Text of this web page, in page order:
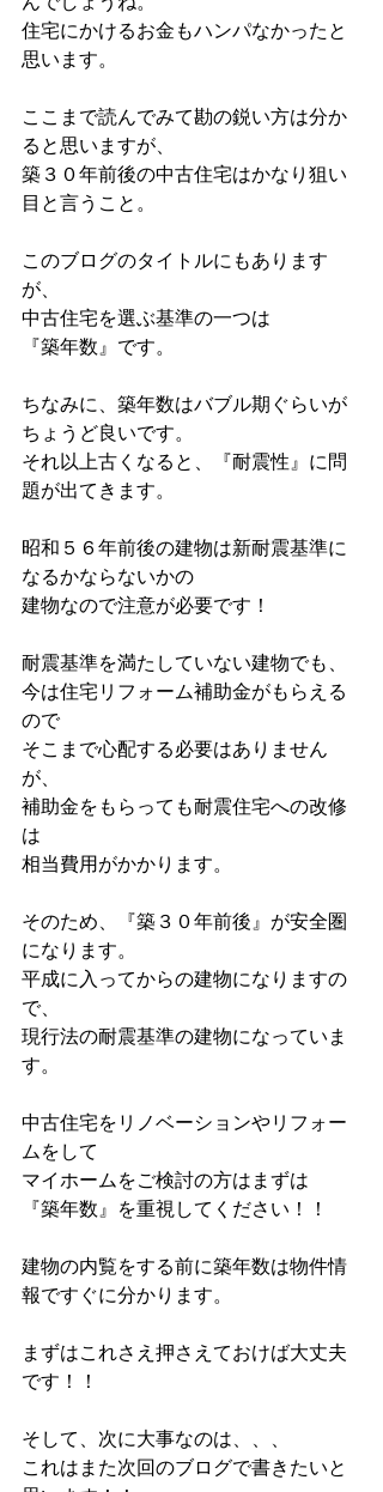
住宅にかけるお金もハンパなかったと
思います。
ここまで読んでみて勘の鋭い方は分か
ると思いますが、
築３０年前後の中古住宅はかなり狙い
目と言うこと。
このブログのタイトルにもあります
が、
中古住宅を選ぶ基準の一つは
『築年数』です。
ちなみに、築年数はバブル期ぐらいが
ちょうど良いです。
それ以上古くなると、『耐震性』に問
題が出てきます。
昭和５６年前後の建物は新耐震基準に
なるかならないかの
建物なので注意が必要です！
耐震基準を満たしていない建物でも、
今は住宅リフォーム補助金がもらえる
ので
そこまで心配する必要はありません
が、
補助金をもらっても耐震住宅への改修
は
相当費用がかかります。
そのため、『築３０年前後』が安全圏
になります。
平成に入ってからの建物になりますの
で、
現行法の耐震基準の建物になっていま
す。
中古住宅をリノベーションやリフォー
ムをして
マイホームをご検討の方はまずは
『築年数』を重視してください！！
建物の内覧をする前に築年数は物件情
報ですぐに分かります。
まずはこれさえ押さえておけば大丈夫
です！！
そして、次に大事なのは、、、
これはまた次回のブログで書きたいと